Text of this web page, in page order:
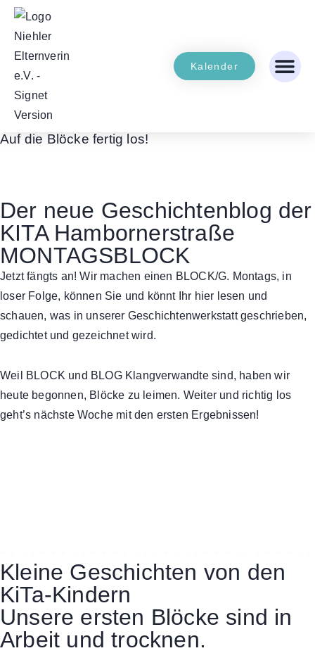
Kalender
Auf die Blöcke fertig los!
Der neue Geschichtenblog der
KITA Hambornerstraße
MONTAGSBLOCK
Jetzt fängts an! Wir machen einen BLOCK/G. Montags, in
loser Folge, können Sie und könnt Ihr hier lesen und
schauen, was in unserer Geschichtenwerkstatt geschrieben,
gedichtet und gezeichnet wird.
Weil BLOCK und BLOG Klangverwandte sind, haben wir
heute begonnen, Blöcke zu leimen. Weiter und richtig los
geht’s nächste Woche mit den ersten Ergebnissen!
Kleine Geschichten von den
KiTa-Kindern
Unsere ersten Blöcke sind in
Arbeit und trocknen.